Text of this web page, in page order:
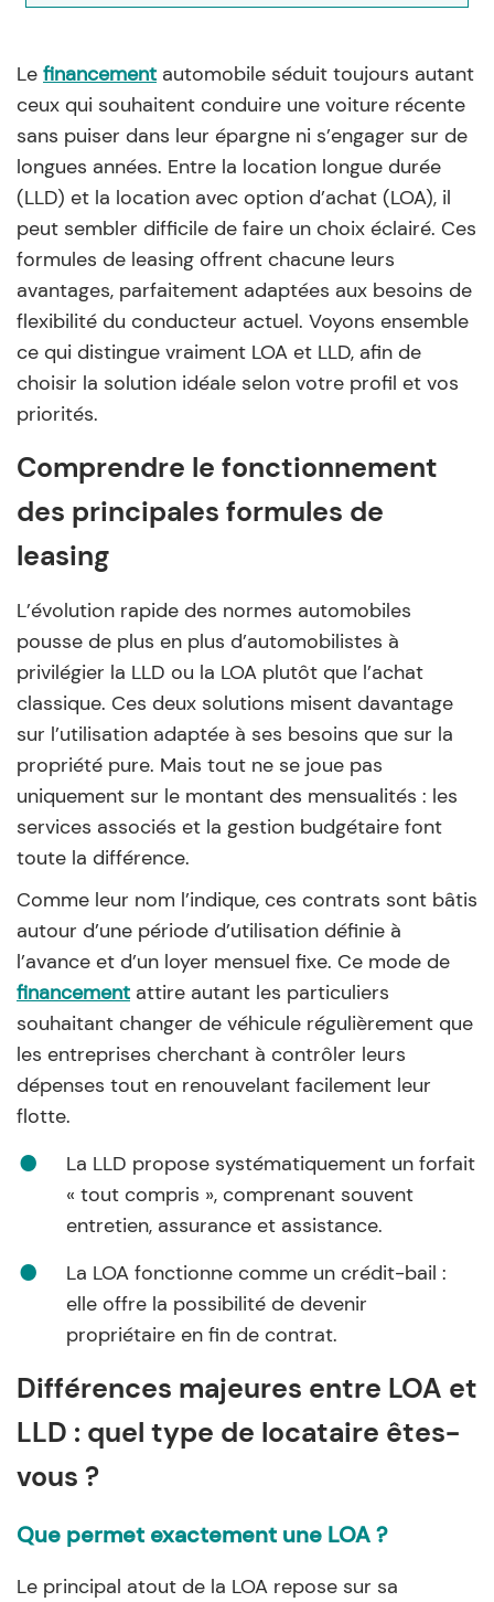
Le financement automobile séduit toujours autant
ceux qui souhaitent conduire une voiture récente
sans puiser dans leur épargne ni s’engager sur de
longues années. Entre la location longue durée
(LLD) et la location avec option d’achat (LOA), il
peut sembler difficile de faire un choix éclairé. Ces
formules de leasing offrent chacune leurs
avantages, parfaitement adaptées aux besoins de
flexibilité du conducteur actuel. Voyons ensemble
ce qui distingue vraiment LOA et LLD, afin de
choisir la solution idéale selon votre profil et vos
priorités.
Comprendre le fonctionnement
des principales formules de
leasing
L’évolution rapide des normes automobiles
pousse de plus en plus d’automobilistes à
privilégier la LLD ou la LOA plutôt que l’achat
classique. Ces deux solutions misent davantage
sur l’utilisation adaptée à ses besoins que sur la
propriété pure. Mais tout ne se joue pas
uniquement sur le montant des mensualités : les
services associés et la gestion budgétaire font
toute la différence.
Comme leur nom l’indique, ces contrats sont bâtis
autour d’une période d’utilisation définie à
l’avance et d’un loyer mensuel fixe. Ce mode de
financement attire autant les particuliers
souhaitant changer de véhicule régulièrement que
les entreprises cherchant à contrôler leurs
dépenses tout en renouvelant facilement leur
flotte.
La LLD propose systématiquement un forfait
« tout compris », comprenant souvent
entretien, assurance et assistance.
La LOA fonctionne comme un crédit-bail :
elle offre la possibilité de devenir
propriétaire en fin de contrat.
Différences majeures entre LOA et
LLD : quel type de locataire êtes-
vous ?
Que permet exactement une LOA ?
Le principal atout de la LOA repose sur sa